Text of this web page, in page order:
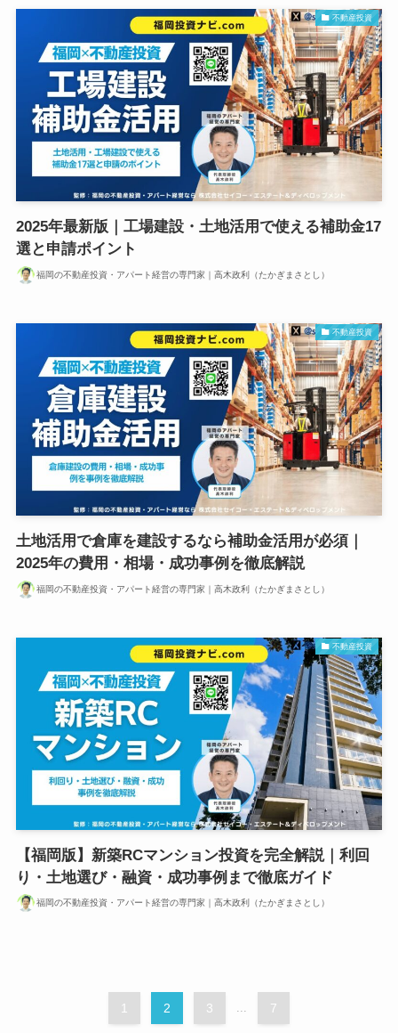
不動産投資
2025年最新版｜工場建設・土地活用で使える補助金17
選と申請ポイント
福岡の不動産投資・アパート経営の専門家｜高木政利（たかぎまさとし）
不動産投資
土地活用で倉庫を建設するなら補助金活用が必須｜
2025年の費用・相場・成功事例を徹底解説
福岡の不動産投資・アパート経営の専門家｜高木政利（たかぎまさとし）
不動産投資
【福岡版】新築RCマンション投資を完全解説｜利回
り・土地選び・融資・成功事例まで徹底ガイド
福岡の不動産投資・アパート経営の専門家｜高木政利（たかぎまさとし）
1 2 3 7